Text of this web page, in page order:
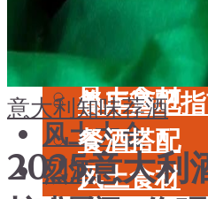
餐厅酒吧
餐酒搭配
风土食材
风土大会
烈酒
品鉴专栏
美食
餐厅酒吧
餐酒搭配
风土食材
意大利知味荐酒
2025意大利